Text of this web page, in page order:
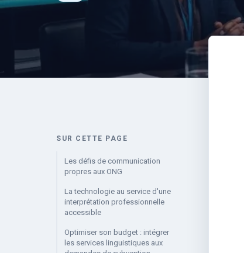
SUR CETTE PAGE
Les défis de communication
propres aux ONG
La technologie au service d'une
interprétation professionnelle
accessible
Optimiser son budget : intégrer
les services linguistiques aux